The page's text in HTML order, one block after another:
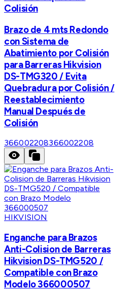
Colisión
Brazo de 4 mts Redondo
con Sistema de
Abatimiento por Colisión
para Barreras Hikvision
DS-TMG320 / Evita
Quebradura por Colisión /
Reestablecimiento
Manual Después de
Colisión
366002208366002208
HIKVISION
Enganche para Brazos
Anti-Colision de Barreras
Hikvision DS-TMG520 /
Compatible con Brazo
Modelo 366000507